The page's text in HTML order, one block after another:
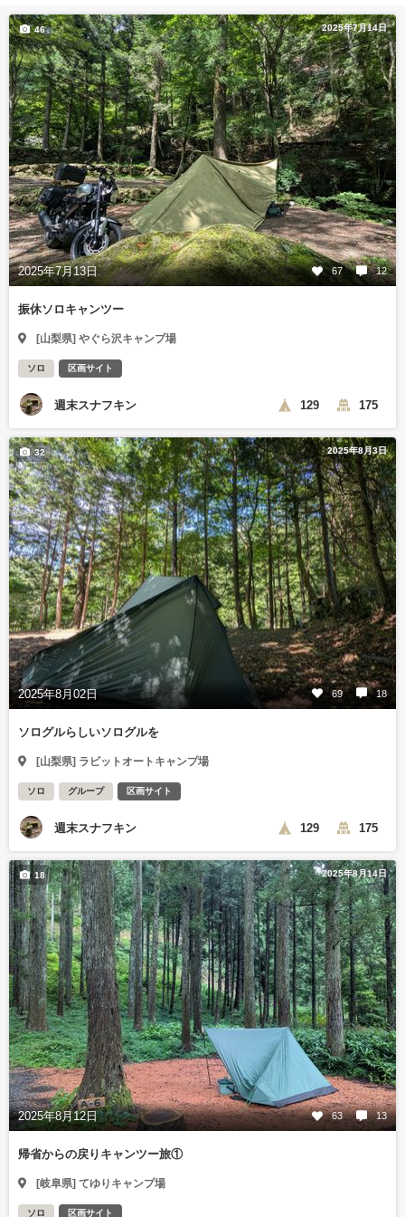
2025年7月14日
2025年7月13日 67 12
46
振休ソロキャンツー
[山梨県] やぐら沢キャンプ場
ソロ 区画サイト
週末スナフキン 129 175
2025年8月3日
2025年8月02日 69 18
32
ソログルらしいソログルを
[山梨県] ラビットオートキャンプ場
ソロ グループ 区画サイト
週末スナフキン 129 175
2025年8月14日
2025年8月12日 63 13
18
帰省からの戻りキャンツー旅①
[岐阜県] てゆりキャンプ場
ソロ 区画サイト